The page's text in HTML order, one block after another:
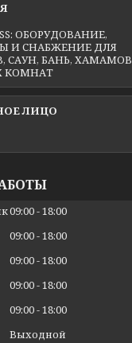
ОБОРУДОВАНИЕ,
И СНАБЖЕНИЕ ДЛЯ
САУН, БАНЬ, ХАМАМОВ
КОМНАТ
09:00 18:00
09:00 18:00
09:00 18:00
09:00 18:00
09:00 18:00
Выходной